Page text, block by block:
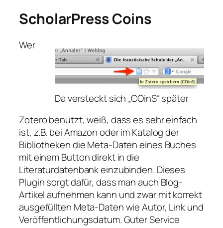
ScholarPress Coins
Da versteckt sich „COinS“ später
Wer
Zotero benutzt, weiß, dass es sehr einfach
ist, z.B. bei Amazon oder im Katalog der
Bibliotheken die Meta-Daten eines Buches
mit einem Button direkt in die
Literaturdatenbank einzubinden. Dieses
Plugin sorgt dafür, dass man auch Blog-
Artikel aufnehmen kann und zwar mit korrekt
ausgefüllten Meta-Daten wie Autor, Link und
Veröffentlichungsdatum. Guter Service